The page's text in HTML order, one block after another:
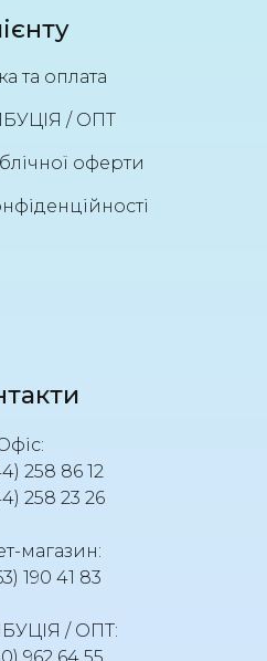
та оплата
/ ОПТ
оферти
258 86 12
258 23 26
магазин:
190 41 83
/ ОПТ:
962 64 55